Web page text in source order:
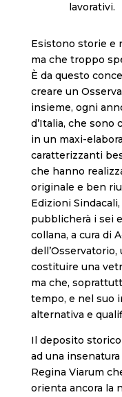
lavorativi.
Esistono storie e
ma che troppo
È da questo
creare un
insieme, ogni
d’Italia, che sono
in un maxi-
caratterizzanti
che hanno
originale e ben
Edizioni
pubblicherà i sei
collana, a cura di
costituire una
ma che,
tempo, e nel suo
alternativa e
Il deposito
ad una
Regina Viarum
orienta ancora la